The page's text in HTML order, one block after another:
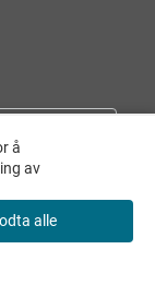
å
av
alle